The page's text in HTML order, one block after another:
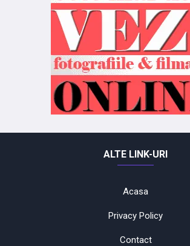
ALTE LINK-URI
Acasa
Privacy Policy
Contact